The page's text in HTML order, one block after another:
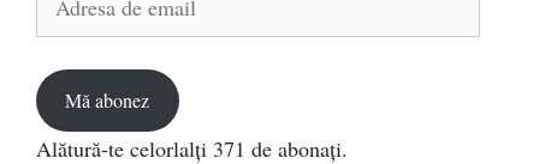
Mă abonez
Alătură-te celorlalți 371 de abonați.